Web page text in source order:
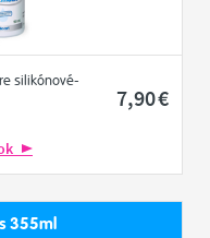
silikónové-
7,90€
355ml